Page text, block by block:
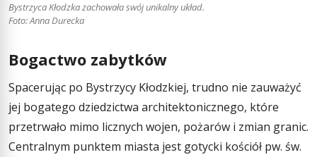
Bystrzyca Kłodzka zachowała swój unikalny układ.
Foto: Anna Durecka
Bogactwo zabytków
Spacerując po Bystrzycy Kłodzkiej, trudno nie zauważyć
jej bogatego dziedzictwa architektonicznego, które
przetrwało mimo licznych wojen, pożarów i zmian granic.
Centralnym punktem miasta jest gotycki kościół pw. św.